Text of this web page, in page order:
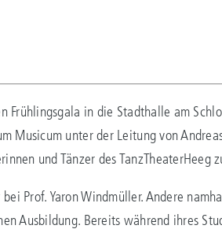
in die Stadthalle am
Musicum unter der Leitung von
und Tänzer des TanzTheaterHeeg
Prof. Yaron Windmüller. Andere
Ausbildung. Bereits während ihres